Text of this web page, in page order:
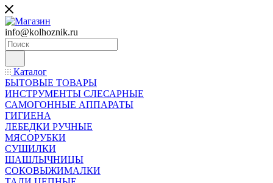
info@kolhoznik.ru
Каталог
БЫТОВЫЕ ТОВАРЫ
ИНСТРУМЕНТЫ СЛЕСАРНЫЕ
САМОГОННЫЕ АППАРАТЫ
ГИГИЕНА
ЛЕБЕДКИ РУЧНЫЕ
МЯСОРУБКИ
СУШИЛКИ
ШАШЛЫЧНИЦЫ
СОКОВЫЖИМАЛКИ